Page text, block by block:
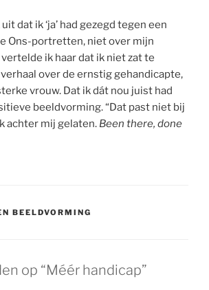
dat ik ‘ja’ had gezegd tegen een
Ons-portretten, niet over mijn
ik haar dat ik niet zat te
over de ernstig gehandicapte,
vrouw. Dat ik dát nou juist had
beeldvorming. “Dat past niet bij
achter mij gelaten. Been there, done
BEELDVORMING
op “Méér handicap”